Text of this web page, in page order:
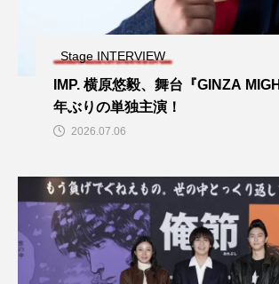
Stage INTERVIEW
IMP. 横原悠毅、舞台『GINZA
年ぶりの単独主演！
2026.07.06